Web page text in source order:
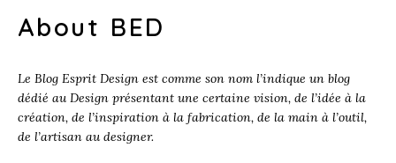
About BED
Le Blog Esprit Design est comme son nom l’indique un blog
dédié au Design présentant une certaine vision, de l’idée à la
création, de l’inspiration à la fabrication, de la main à l’outil,
de l’artisan au designer.